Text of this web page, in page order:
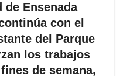
de Ensenada
con el
del Parque
los trabajos
de semana,